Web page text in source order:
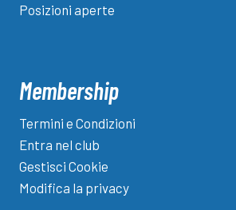
Posizioni aperte
Membership
Termini e Condizioni
Entra nel club
Gestisci Cookie
Modifica la privacy